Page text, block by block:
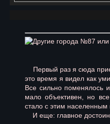
Первый раз я сюда
это время я видел как
Все сильно поменялось
мало объективен, но
стало с этим населенным
И еще: главное